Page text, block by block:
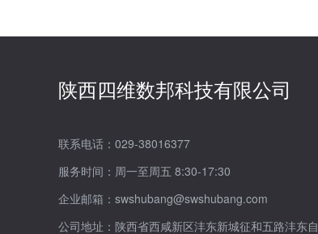
陕西四维数邦科技有限公司
联系电话：029-38016377
服务时间：周一至周五 8:30-17:30
企业邮箱：swshubang@swshubang.com
公司地址：陕西省西咸新区沣东新城征和五路沣东自